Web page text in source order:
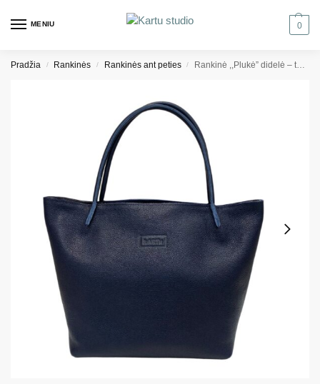
MENIU 0
Pradžia / Rankinės / Rankinės ant peties / Rankinė ,,Plukė” didelė – tamsiai mėlyna grublėta